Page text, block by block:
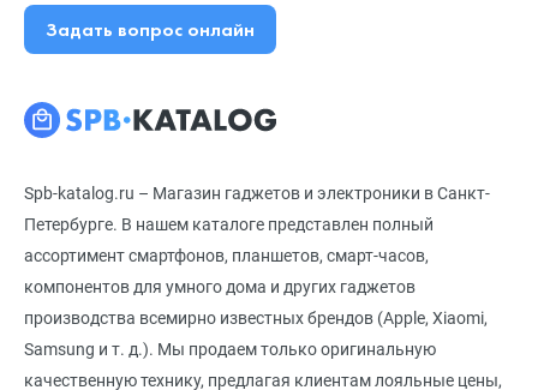
Spb-katalog.ru – Магазин гаджетов и электроники в Санкт-
Петербурге. В нашем каталоге представлен полный
ассортимент смартфонов, планшетов, смарт-часов,
компонентов для умного дома и других гаджетов
производства всемирно известных брендов (Apple, Xiaomi,
Samsung и т. д.). Мы продаем только оригинальную
качественную технику, предлагая клиентам лояльные цены,
Задать вопрос онлайн